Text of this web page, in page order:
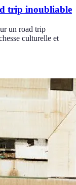
trip inoubliable
un road trip
culturelle et